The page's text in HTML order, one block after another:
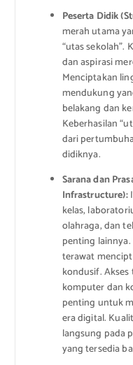
Peserta Didik
merah utama
“utas sekolah”.
dan aspirasi
Menciptakan
mendukung
belakang dan
Keberhasilan
dari
didiknya.
Sarana dan
Infrastructure):
kelas,
olahraga, dan
penting
terawat
kondusif.
komputer dan
penting untuk
era digital.
langsung pada
yang tersedia